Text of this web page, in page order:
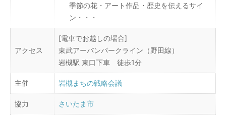
季節の花・アート作品・歴史を伝えるサイ
ン・・・
アクセス
[電車でお越しの場合]
東武アーバンパークライン（野田線）
岩槻駅 東口下車 徒歩1分
主催 岩槻まちの戦略会議
協力 さいたま市